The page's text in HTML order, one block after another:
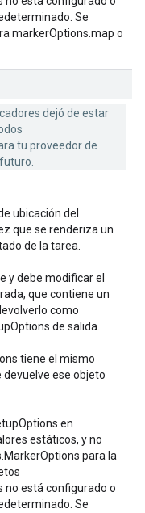
Se
markerOptions.map o
dejó de estar
tu proveedor de
ubicación del
que se renderiza un
de la tarea.
y debe modificar el
que contiene un
como
de salida.
tiene el mismo
ese objeto
en
estáticos, y no
para la
no está configurado o
Se